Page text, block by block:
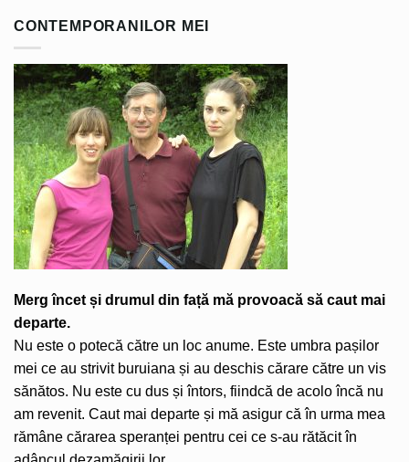
CONTEMPORANILOR MEI
Merg încet și drumul din față mă provoacă să caut mai
departe.
Nu este o potecă către un loc anume. Este umbra pașilor
mei ce au strivit buruiana și au deschis cărare către un vis
sănătos. Nu este cu dus și întors, fiindcă de acolo încă nu
am revenit. Caut mai departe și mă asigur că în urma mea
rămâne cărarea speranței pentru cei ce s-au rătăcit în